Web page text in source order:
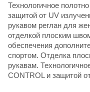
Технологичное
защитой от UV
рукавом реглан для
отделкой плоским
обеспечения
спортом. Отделка
рукавам.
CONTROL и защитой